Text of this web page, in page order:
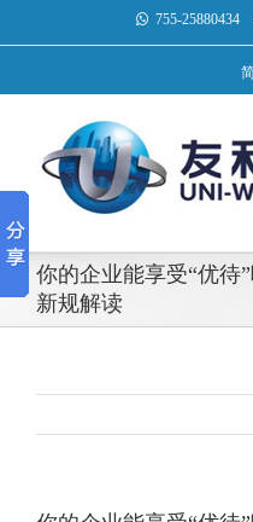
755-25880434
你的企业能享受“优待
新规解读